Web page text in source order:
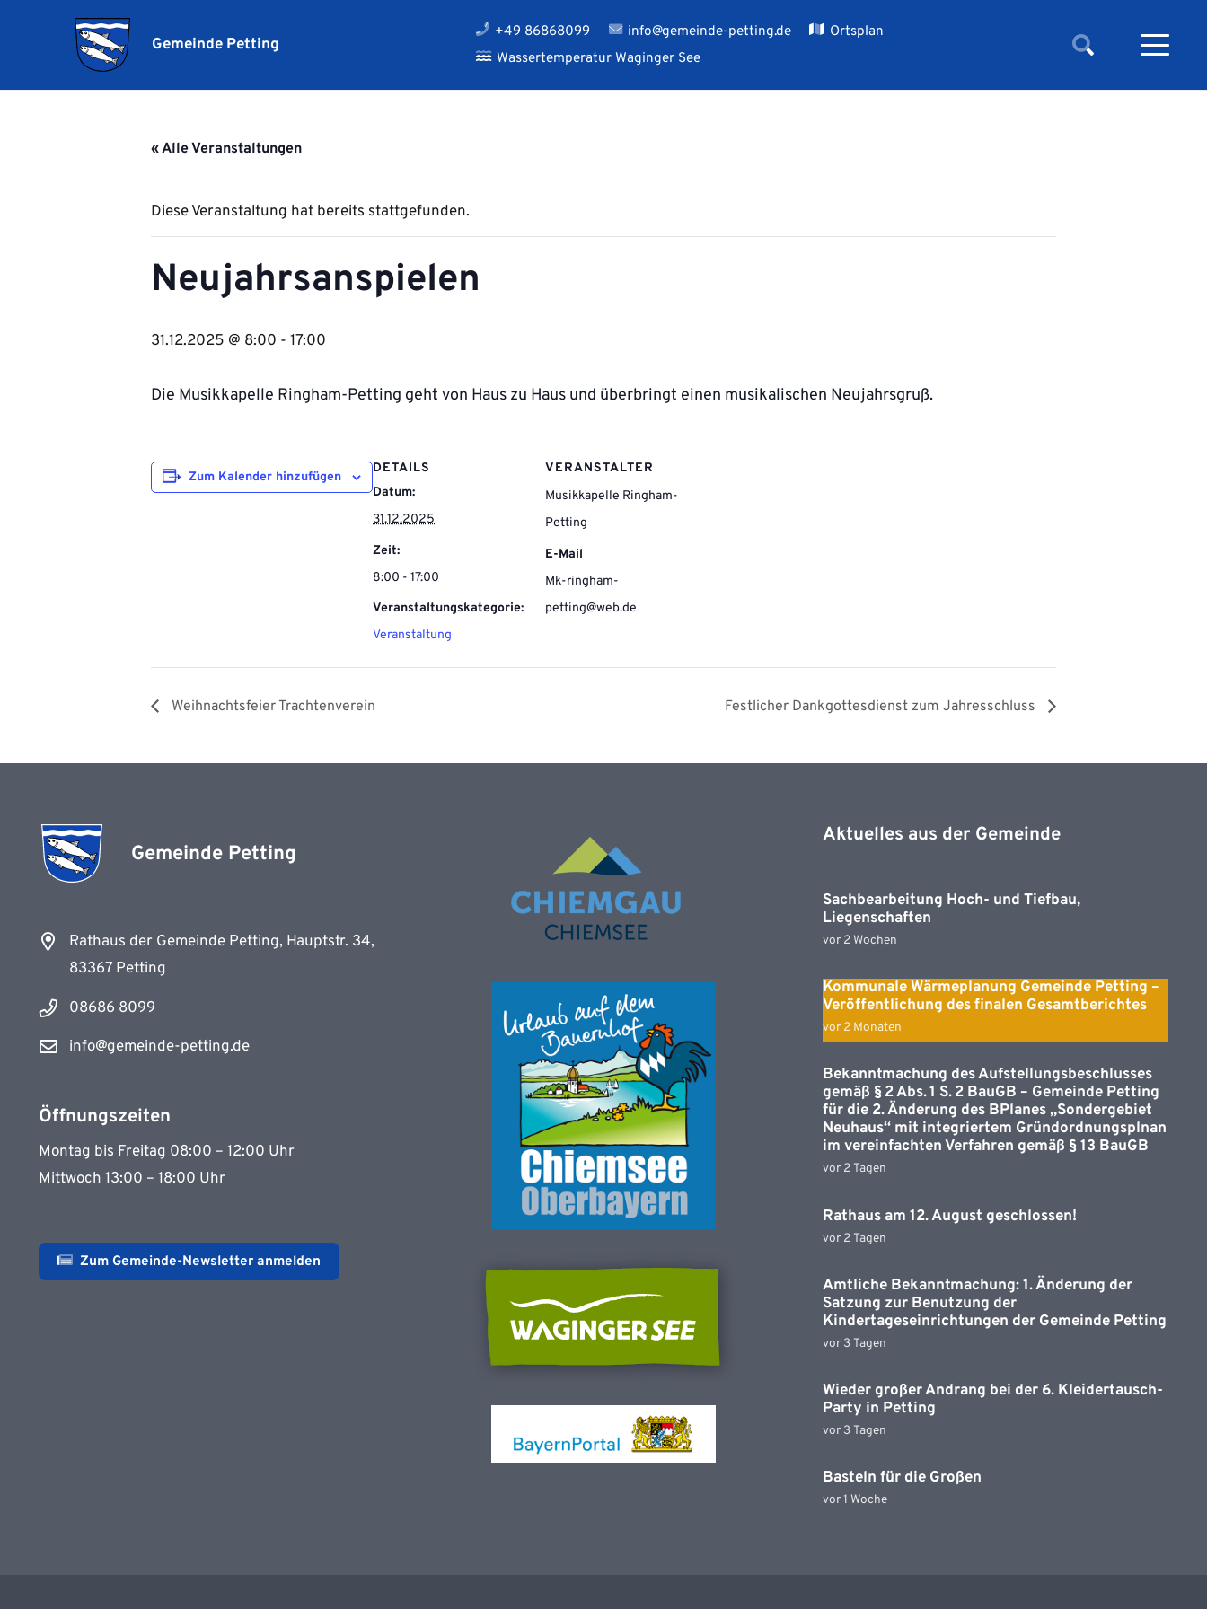
Gemeinde Petting
+49 86868099 info@gemeinde-petting.de
Ortsplan
Wassertemperatur Waginger See
« Alle Veranstaltungen
Diese Veranstaltung hat bereits stattgefunden.
Neujahrsanspielen
31.12.2025 @ 8:00 - 17:00
Die Musikkapelle Ringham-Petting geht von Haus zu Haus und überbringt einen musikalischen Neujahrsgruß.
Zum Kalender hinzufügen
DETAILS
Datum:
31.12.2025
Zeit:
8:00 - 17:00
Veranstaltungskategorie:
Veranstaltung
VERANSTALTER
Musikkapelle Ringham-
Petting
E-Mail
Mk-ringham-
petting@web.de
Weihnachtsfeier Trachtenverein Festlicher Dankgottesdienst zum Jahresschluss
Gemeinde Petting
Rathaus der Gemeinde Petting, Hauptstr. 34,
83367 Petting
08686 8099
info@gemeinde-petting.de
Öffnungszeiten
Montag bis Freitag 08:00 – 12:00 Uhr
Mittwoch 13:00 – 18:00 Uhr
Zum Gemeinde-Newsletter anmelden
Aktuelles aus der Gemeinde
Sachbearbeitung Hoch- und Tiefbau,
Liegenschaften
vor 2 Wochen
Kommunale Wärmeplanung Gemeinde Petting –
Veröffentlichung des finalen Gesamtberichtes
vor 2 Monaten
Bekanntmachung des Aufstellungsbeschlusses
gemäß § 2 Abs. 1 S. 2 BauGB – Gemeinde Petting
für die 2. Änderung des BPlanes „Sondergebiet
Neuhaus“ mit integriertem Gründordnungsplnan
im vereinfachten Verfahren gemäß § 13 BauGB
vor 2 Tagen
Rathaus am 12. August geschlossen!
vor 2 Tagen
Amtliche Bekanntmachung: 1. Änderung der
Satzung zur Benutzung der
Kindertageseinrichtungen der Gemeinde Petting
vor 3 Tagen
Wieder großer Andrang bei der 6. Kleidertausch-
Party in Petting
vor 3 Tagen
Basteln für die Großen
vor 1 Woche